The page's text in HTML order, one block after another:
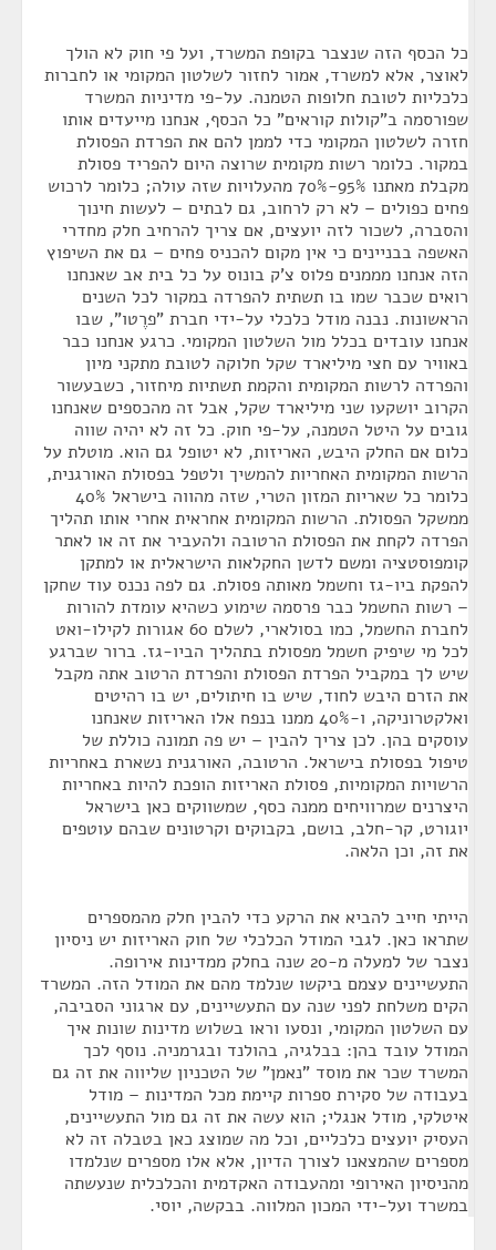
כל הכסף הזה שנצבר בקופת המשרד, ועל פי חוק לא הולך
לאוצר, אלא למשרד, אמור לחזור לשלטון המקומי או לחברות
כלכליות לטובת חלופות הטמנה. על-פי מדיניות המשרד
שפורסמה ב"קולות קוראים" כל הכסף, אנחנו מייעדים אותו
חזרה לשלטון המקומי כדי לממן להם את הפרדת הפסולת
במקור. כלומר רשות מקומית שרוצה היום להפריד פסולת
מקבלת מאתנו 95%-70% מהעלויות שזה עולה; כלומר לרכוש
פחים כפולים – לא רק לרחוב, גם לבתים – לעשות חינוך
והסברה, לשכור לזה יועצים, אם צריך להרחיב חלק מחדרי
האשפה בבניינים כי אין מקום להכניס פחים – גם את השיפוץ
הזה אנחנו מממנים פלוס צ'ק בונוס על כל בית אב שאנחנו
רואים שכבר שמו בו תשתית להפרדה במקור לכל השנים
הראשונות. נבנה מודל כלכלי על-ידי חברת "פרֶטו", שבו
אנחנו עובדים בכלל מול השלטון המקומי. כרגע אנחנו כבר
באוויר עם חצי מיליארד שקל חלוקה לטובת מתקני מיון
והפרדה לרשות המקומית והקמת תשתיות מיחזור, כשבעשור
הקרוב יושקעו שני מיליארד שקל, אבל זה מהכספים שאנחנו
גובים על היטל הטמנה, על-פי חוק. כל זה לא יהיה שווה
כלום אם החלק היבש, האריזות, לא יטופל גם הוא. מוטלת על
הרשות המקומית האחריות להמשיך ולטפל בפסולת האורגנית,
כלומר כל שאריות המזון הטרי, שזה מהווה בישראל 40%
ממשקל הפסולת. הרשות המקומית אחראית אחרי אותו תהליך
הפרדה לקחת את הפסולת הרטובה ולהעביר את זה או לאתר
קומפוסטציה ומשם לדשן החקלאות הישראלית או למתקן
להפקת ביו-גז וחשמל מאותה פסולת. גם לפה נכנס עוד שחקן
– רשות החשמל כבר פרסמה שימוע כשהיא עומדת להורות
לחברת החשמל, כמו בסולארי, לשלם 60 אגורות לקילו-ואט
לכל מי שיפיק חשמל מפסולת בתהליך הביו-גז. ברור שברגע
שיש לך במקביל הפרדת הפסולת והפרדת הרטוב אתה מקבל
את הזרם היבש לחוד, שיש בו חיתולים, יש בו רהיטים
ואלקטרוניקה, ו-40% ממנו בנפח אלו האריזות שאנחנו
עוסקים בהן. לכן צריך להבין – יש פה תמונה כוללת של
טיפול בפסולת בישראל. הרטובה, האורגנית נשארת באחריות
הרשויות המקומיות, פסולת האריזות הופכת להיות באחריות
היצרנים שמרוויחים ממנה כסף, שמשווקים כאן בישראל
יוגורט, קר-חלב, בושם, בקבוקים וקרטונים שבהם עוטפים
את זה, וכן הלאה.
הייתי חייב להביא את הרקע כדי להבין חלק מהמספרים
שתראו כאן. לגבי המודל הכלכלי של חוק האריזות יש ניסיון
נצבר של למעלה מ-20 שנה בחלק ממדינות אירופה.
התעשיינים עצמם ביקשו שנלמד מהם את המודל הזה. המשרד
הקים משלחת לפני שנה עם התעשיינים, עם ארגוני הסביבה,
עם השלטון המקומי, ונסעו וראו בשלוש מדינות שונות איך
המודל עובד בהן: בבלגיה, בהולנד ובגרמניה. נוסף לכך
המשרד שכר את מוסד "נאמן" של הטכניון שליווה את זה גם
בעבודה של סקירת ספרות קיימת מכל המדינות – מודל
איטלקי, מודל אנגלי; הוא עשה את זה גם מול התעשיינים,
העסיק יועצים כלכליים, וכל מה שמוצג כאן בטבלה זה לא
מספרים שהמצאנו לצורך הדיון, אלא אלו מספרים שנלמדו
מהניסיון האירופי ומהעבודה האקדמית והכלכלית שנעשתה
במשרד ועל-ידי המכון המלווה. בבקשה, יוסי.